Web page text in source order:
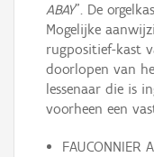
ABAY". De
Mogelijke
rugpositief-kast
doorlopen van
lessenaar die is
voorheen een
FAUCONNIER